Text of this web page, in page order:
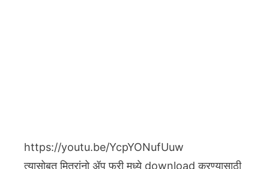
https://youtu.be/YcpYONufUuw
त्यासोबत मित्रांनो ॲप फ्री मध्ये download करण्यासाठी